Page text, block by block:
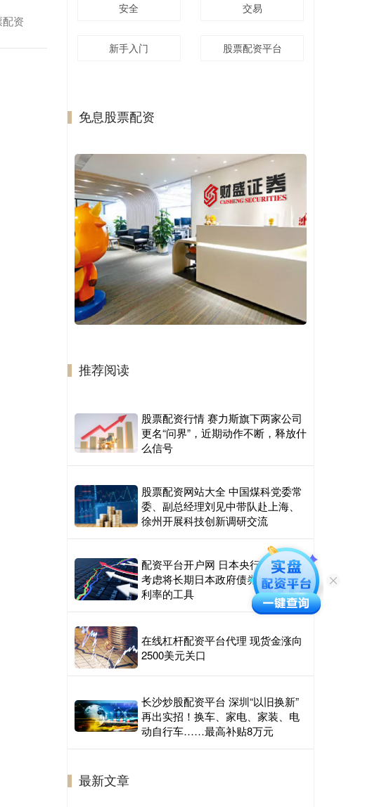
资
安全 交易
新手入门 股票配资平台
免息股票配资
推荐阅读
股票配资行情 赛力斯旗下两家公司
更名“问界”，近期动作不断，释放什
么信号
股票配资网站大全 中国煤科党委常
委、副总经理刘见中带队赴上海、
徐州开展科技创新调研交流
配资平台开户网 日本央行行长：不
考虑将长期日本政府债券作为调整
利率的工具
在线杠杆配资平台代理 现货金涨向
2500美元关口
长沙炒股配资平台 深圳“以旧换新”
再出实招！换车、家电、家装、电
动自行车……最高补贴8万元
最新文章